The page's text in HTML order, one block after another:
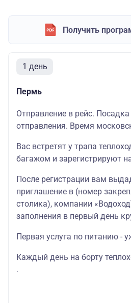
Получить
1 день
Пермь
Отправление в рейс.
отправления. Время
Вас встретят у трапа
багажом и зарегистрируют
После регистрации вам
приглашение в (номер
столика), компании
заполнения в первый день
Первая услуга по питанию -
Каждый день на борту
.